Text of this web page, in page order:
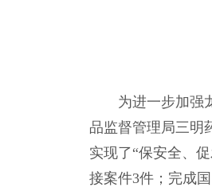
为进一步加强龙
品监督管理局三明
实现了“保安全、
接案件3件；完成